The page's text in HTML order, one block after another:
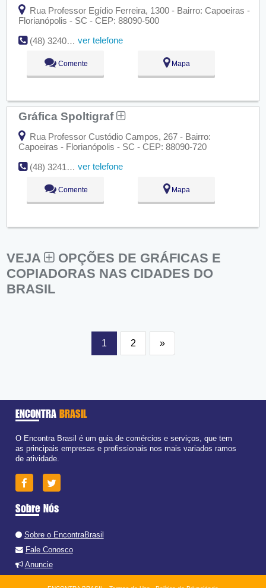
Rua Professor Egídio Ferreira, 1300 - Bairro: Capoeiras -
Florianópolis - SC - CEP: 88090-500
(48) 3240-7980
ver telefone
Comente Mapa
Gráfica Spoltigraf
Rua Professor Custódio Campos, 267 - Bairro:
Capoeiras - Florianópolis - SC - CEP: 88090-720
(48) 3241-1081
ver telefone
Comente Mapa
VEJA
OPÇÕES DE GRÁFICAS E
COPIADORAS NAS CIDADES DO
BRASIL
1 2 »
ENCONTRA BRASIL
O Encontra Brasil é um guia de comércios e serviços, que tem
as principais empresas e profissionais nos mais variados ramos
de atividade.
Sobre Nós
Sobre o EncontraBrasil
Fale Conosco
Anuncie